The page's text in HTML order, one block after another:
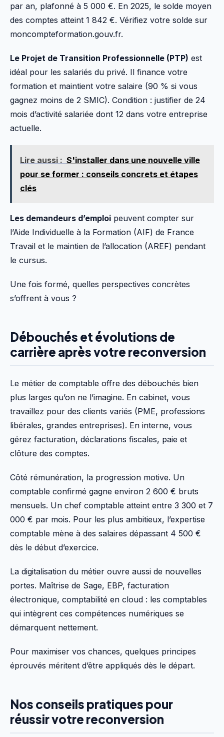
par an, plafonné à 5 000 €. En 2025, le solde moyen
des comptes atteint 1 842 €. Vérifiez votre solde sur
moncompteformation.gouv.fr.
Le Projet de Transition Professionnelle (PTP) est
idéal pour les salariés du privé. Il finance votre
formation et maintient votre salaire (90 % si vous
gagnez moins de 2 SMIC). Condition : justifier de 24
mois d’activité salariée dont 12 dans votre entreprise
actuelle.
Lire aussi : S'installer dans une nouvelle ville
pour se former : conseils concrets et étapes
clés
Les demandeurs d’emploi peuvent compter sur
l’Aide Individuelle à la Formation (AIF) de France
Travail et le maintien de l’allocation (AREF) pendant
le cursus.
Une fois formé, quelles perspectives concrètes
s’offrent à vous ?
Débouchés et évolutions de
carrière après votre reconversion
Le métier de comptable offre des débouchés bien
plus larges qu’on ne l’imagine. En cabinet, vous
travaillez pour des clients variés (PME, professions
libérales, grandes entreprises). En interne, vous
gérez facturation, déclarations fiscales, paie et
clôture des comptes.
Côté rémunération, la progression motive. Un
comptable confirmé gagne environ 2 600 € bruts
mensuels. Un chef comptable atteint entre 3 300 et 7
000 € par mois. Pour les plus ambitieux, l’expertise
comptable mène à des salaires dépassant 4 500 €
dès le début d’exercice.
La digitalisation du métier ouvre aussi de nouvelles
portes. Maîtrise de Sage, EBP, facturation
électronique, comptabilité en cloud : les comptables
qui intègrent ces compétences numériques se
démarquent nettement.
Pour maximiser vos chances, quelques principes
éprouvés méritent d’être appliqués dès le départ.
Nos conseils pratiques pour
réussir votre reconversion